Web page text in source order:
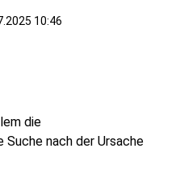
10:46
die
Suche nach der Ursache